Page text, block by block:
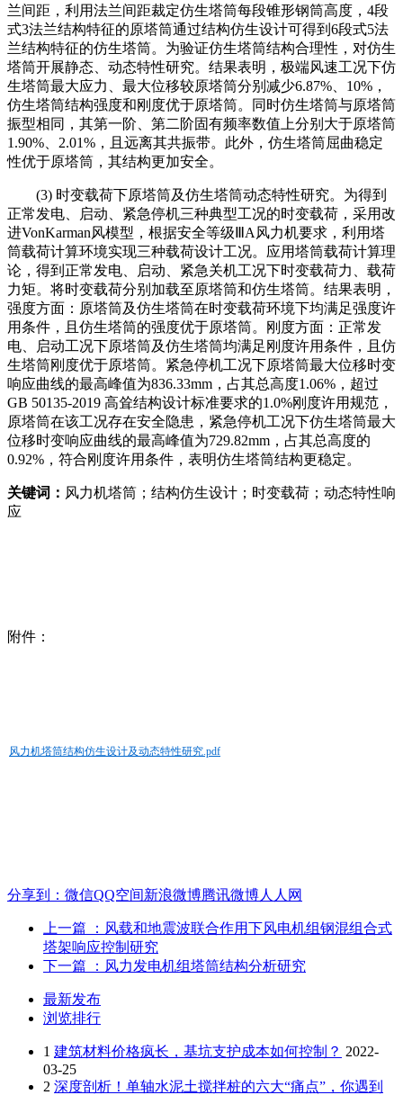
兰间距，利用法兰间距裁定仿生塔筒每段锥形钢筒高度，4段
式3法兰结构特征的原塔筒通过结构仿生设计可得到6段式5法
兰结构特征的仿生塔筒。为验证仿生塔筒结构合理性，对仿生
塔筒开展静态、动态特性研究。结果表明，极端风速工况下仿
生塔筒最大应力、最大位移较原塔筒分别减少6.87%、10%，
仿生塔筒结构强度和刚度优于原塔筒。同时仿生塔筒与原塔筒
振型相同，其第一阶、第二阶固有频率数值上分别大于原塔筒
1.90%、2.01%，且远离其共振带。此外，仿生塔筒屈曲稳定
性优于原塔筒，其结构更加安全。
(3) 时变载荷下原塔筒及仿生塔筒动态特性研究。为得到
正常发电、启动、紧急停机三种典型工况的时变载荷，采用改
进VonKarman风模型，根据安全等级ⅢA风力机要求，利用塔
筒载荷计算环境实现三种载荷设计工况。应用塔筒载荷计算理
论，得到正常发电、启动、紧急关机工况下时变载荷力、载荷
力矩。将时变载荷分别加载至原塔筒和仿生塔筒。结果表明，
强度方面：原塔筒及仿生塔筒在时变载荷环境下均满足强度许
用条件，且仿生塔筒的强度优于原塔筒。刚度方面：正常发
电、启动工况下原塔筒及仿生塔筒均满足刚度许用条件，且仿
生塔筒刚度优于原塔筒。紧急停机工况下原塔筒最大位移时变
响应曲线的最高峰值为836.33mm，占其总高度1.06%，超过
GB 50135-2019 高耸结构设计标准要求的1.0%刚度许用规范，
原塔筒在该工况存在安全隐患，紧急停机工况下仿生塔筒最大
位移时变响应曲线的最高峰值为729.82mm，占其总高度的
0.92%，符合刚度许用条件，表明仿生塔筒结构更稳定。
关键词： 风力机塔筒；结构仿生设计；时变载荷；动态特性响
应
附件：
风力机塔筒结构仿生设计及动态特性研究.pdf
分享到： 微信QQ空间新浪微博腾讯微博人人网
上一篇
：风载和地震波联合作用下风电机组钢混组合式
塔架响应控制研究
下一篇
：风力发电机组塔筒结构分析研究
最新发布
浏览排行
1 建筑材料价格疯长，基坑支护成本如何控制？ 2022-
03-25
2 深度剖析！单轴水泥土搅拌桩的六大“痛点”，你遇到